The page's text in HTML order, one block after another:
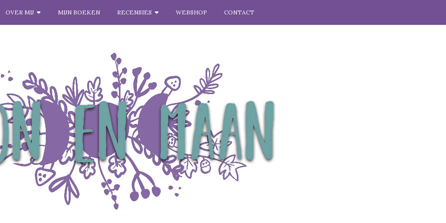
OVER MIJ MIJN BOEKEN RECENSIES WEBSHOP CONTACT